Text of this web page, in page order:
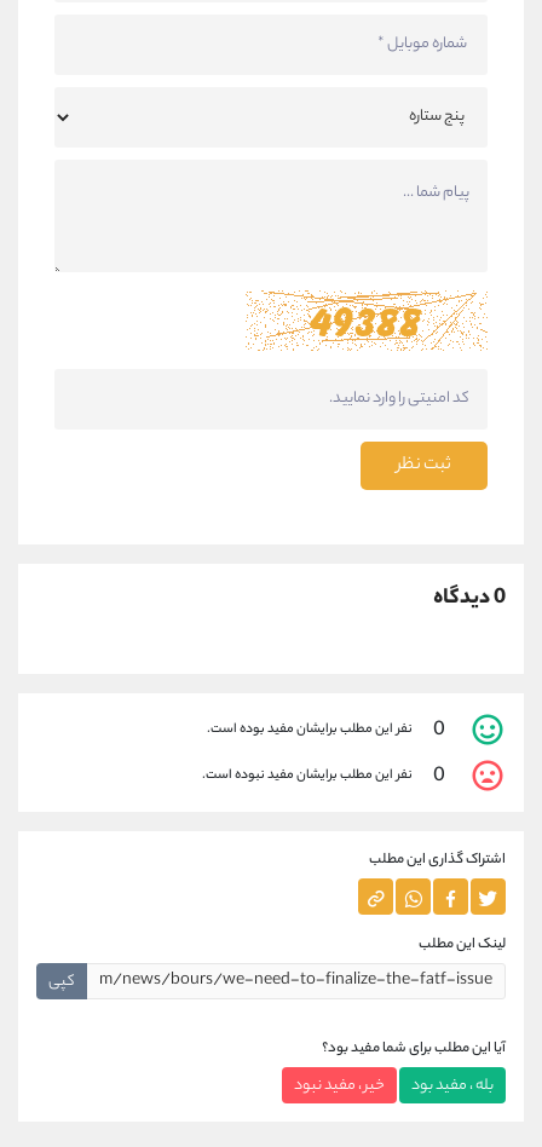
ثبت نظر
0 دیدگاه
0 نفر این مطلب برایشان مفید بوده است.
0 نفر این مطلب برایشان مفید نبوده است.
اشتراک گذاری این مطلب
لینک این مطلب
کپی
آیا این مطلب برای شما مفید بود؟
بله ، مفید بود خیر ، مفید نبود